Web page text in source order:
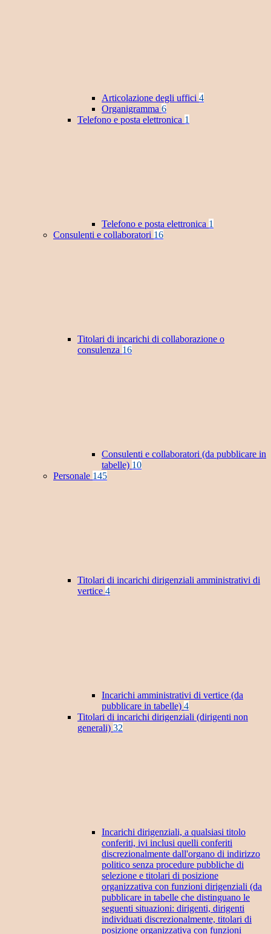
Articolazione degli uffici 4
Organigramma 6
Telefono e posta elettronica 1
Telefono e posta elettronica 1
Consulenti e collaboratori 16
Titolari di incarichi di collaborazione o
consulenza 16
Consulenti e collaboratori (da pubblicare in
tabelle) 10
Personale 145
Titolari di incarichi dirigenziali amministrativi di
vertice 4
Incarichi amministrativi di vertice (da
pubblicare in tabelle) 4
Titolari di incarichi dirigenziali (dirigenti non
generali) 32
Incarichi dirigenziali, a qualsiasi titolo
conferiti, ivi inclusi quelli conferiti
discrezionalmente dall'organo di indirizzo
politico senza procedure pubbliche di
selezione e titolari di posizione
organizzativa con funzioni dirigenziali (da
pubblicare in tabelle che distinguano le
seguenti situazioni: dirigenti, dirigenti
individuati discrezionalmente, titolari di
posizione organizzativa con funzioni